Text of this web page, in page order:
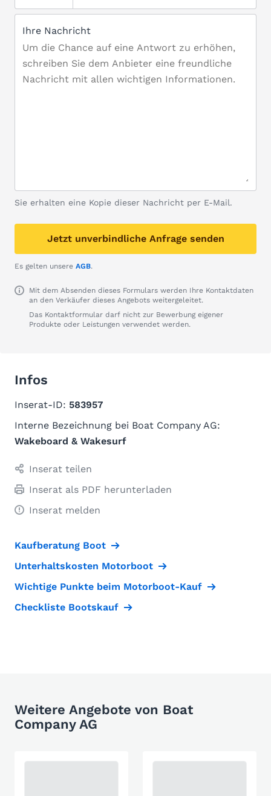
Ihre Nachricht
Sie erhalten eine Kopie dieser Nachricht per E-Mail.
Jetzt unverbindliche Anfrage senden
Es gelten unsere AGB.
Mit dem Absenden dieses Formulars werden Ihre Kontaktdaten
an den Verkäufer dieses Angebots weitergeleitet.
Das Kontaktformular darf nicht zur Bewerbung eigener
Produkte oder Leistungen verwendet werden.
Infos
Inserat-ID: 583957
Interne Bezeichnung bei Boat Company AG:
Wakeboard & Wakesurf
Inserat teilen
Inserat als PDF herunterladen
Inserat melden
Kaufberatung Boot
Unterhaltskosten Motorboot
Wichtige Punkte beim Motorboot-Kauf
Checkliste Bootskauf
Weitere Angebote von Boat
Company AG